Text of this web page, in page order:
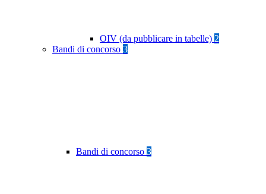
OIV (da pubblicare in tabelle) 2
Bandi di concorso 3
Bandi di concorso 3